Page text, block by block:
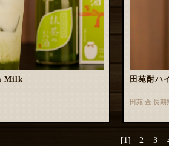
Milk 田苑酎ハ
田苑 金 長
[1] 2 3